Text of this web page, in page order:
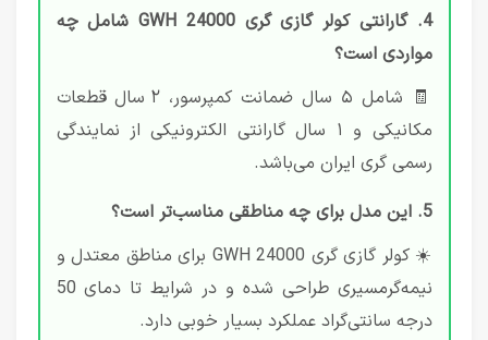
4. گارانتی کولر گازی گری GWH 24000 شامل چه
مواردی است؟
🧾 شامل ۵ سال ضمانت کمپرسور، ۲ سال قطعات
مکانیکی و ۱ سال گارانتی الکترونیکی از
نمایندگی
رسمی گری ایران می‌باشد.
5. این مدل برای چه مناطقی مناسب‌تر است؟
☀️ کولر گازی گری GWH 24000 برای مناطق معتدل و
نیمه‌گرمسیری طراحی شده و در شرایط تا دمای 50
درجه سانتی‌گراد عملکرد بسیار خوبی دارد.